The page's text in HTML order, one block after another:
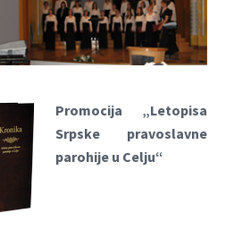
Promocija „Letopisa
Srpske pravoslavne
parohije u Celju“